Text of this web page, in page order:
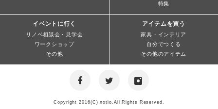
特集
イベントに行く
リノベ相談会・見学会
ワークショップ
その他
アイテムを買う
家具・インテリア
自分でつくる
その他のアイテム
Copyright 2016(C) notio.All Rights Reserved.